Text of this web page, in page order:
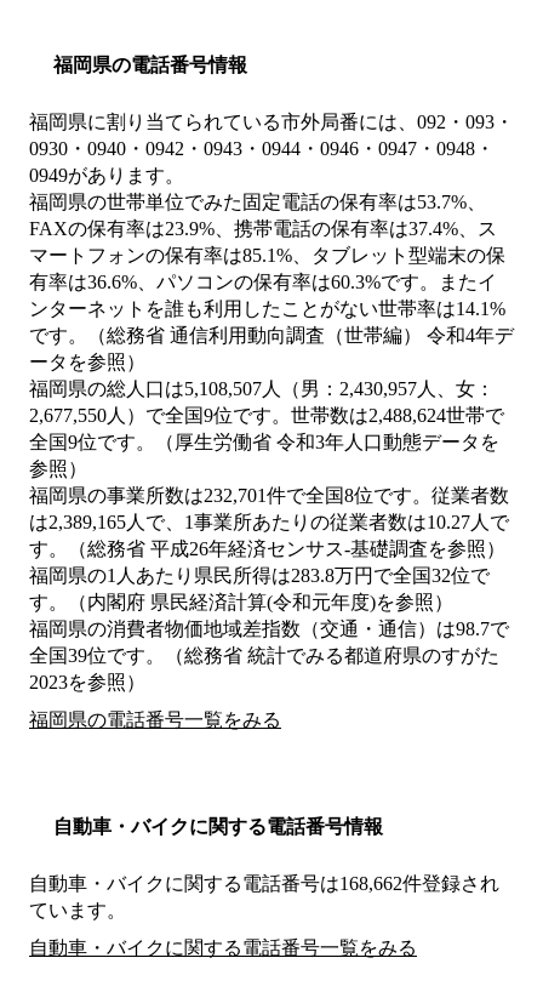
福岡県の電話番号情報
福岡県に割り当てられている市外局番には、092・093・
0930・0940・0942・0943・0944・0946・0947・0948・
0949があります。
福岡県の世帯単位でみた固定電話の保有率は53.7%、
FAXの保有率は23.9%、携帯電話の保有率は37.4%、ス
マートフォンの保有率は85.1%、タブレット型端末の保
有率は36.6%、パソコンの保有率は60.3%です。またイ
ンターネットを誰も利用したことがない世帯率は14.1%
です。（総務省 通信利用動向調査（世帯編） 令和4年デ
ータを参照）
福岡県の総人口は5,108,507人（男：2,430,957人、女：
2,677,550人）で全国9位です。世帯数は2,488,624世帯で
全国9位です。（厚生労働省 令和3年人口動態データを
参照）
福岡県の事業所数は232,701件で全国8位です。従業者数
は2,389,165人で、1事業所あたりの従業者数は10.27人で
す。（総務省 平成26年経済センサス‐基礎調査を参照）
福岡県の1人あたり県民所得は283.8万円で全国32位で
す。（内閣府 県民経済計算(令和元年度)を参照）
福岡県の消費者物価地域差指数（交通・通信）は98.7で
全国39位です。（総務省 統計でみる都道府県のすがた
2023を参照）
福岡県の電話番号一覧をみる
自動車・バイクに関する電話番号情報
自動車・バイクに関する電話番号は168,662件登録され
ています。
自動車・バイクに関する電話番号一覧をみる